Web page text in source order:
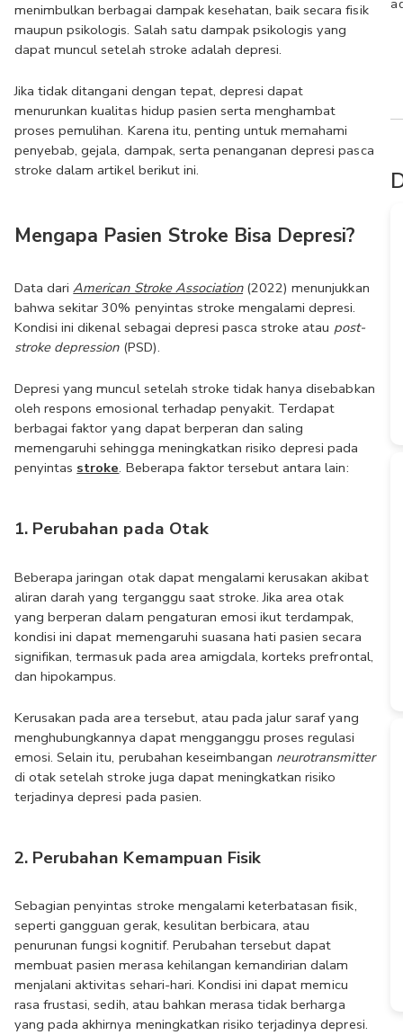
menimbulkan berbagai dampak kesehatan, baik secara fisik
maupun psikologis. Salah satu dampak psikologis yang
dapat muncul setelah stroke adalah depresi.
Jika tidak ditangani dengan tepat, depresi dapat
menurunkan kualitas hidup pasien serta menghambat
proses pemulihan. Karena itu, penting untuk memahami
penyebab, gejala, dampak, serta penanganan depresi pasca
stroke dalam artikel berikut ini.
Mengapa Pasien Stroke Bisa Depresi?
Data dari American Stroke Association (2022) menunjukkan
bahwa sekitar 30% penyintas stroke mengalami depresi.
Kondisi ini dikenal sebagai depresi pasca stroke atau post-
stroke depression (PSD).
Depresi yang muncul setelah stroke tidak hanya disebabkan
oleh respons emosional terhadap penyakit. Terdapat
berbagai faktor yang dapat berperan dan saling
memengaruhi sehingga meningkatkan risiko depresi pada
penyintas stroke. Beberapa faktor tersebut antara lain:
1. Perubahan pada Otak
Beberapa jaringan otak dapat mengalami kerusakan akibat
aliran darah yang terganggu saat stroke. Jika area otak
yang berperan dalam pengaturan emosi ikut terdampak,
kondisi ini dapat memengaruhi suasana hati pasien secara
signifikan, termasuk pada area amigdala, korteks prefrontal,
dan hipokampus.
Kerusakan pada area tersebut, atau pada jalur saraf yang
menghubungkannya dapat mengganggu proses regulasi
emosi. Selain itu, perubahan keseimbangan
neurotransmitter
di otak setelah stroke juga dapat meningkatkan risiko
terjadinya depresi pada pasien.
2. Perubahan Kemampuan Fisik
Sebagian penyintas stroke mengalami keterbatasan fisik,
seperti gangguan gerak, kesulitan berbicara, atau
penurunan fungsi kognitif. Perubahan tersebut dapat
membuat pasien merasa kehilangan kemandirian dalam
menjalani aktivitas sehari-hari. Kondisi ini dapat memicu
rasa frustasi, sedih, atau bahkan merasa tidak berharga
yang pada akhirnya meningkatkan risiko terjadinya depresi.